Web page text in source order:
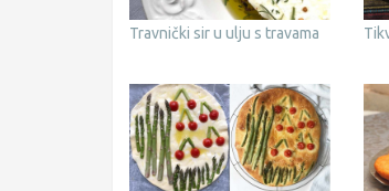
Travnički sir u ulju s travama